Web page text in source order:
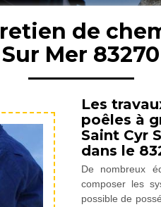
de
Sur Mer 83270
Les
poêles à
Saint Cyr
dans le
De nombreux
composer les
possible de